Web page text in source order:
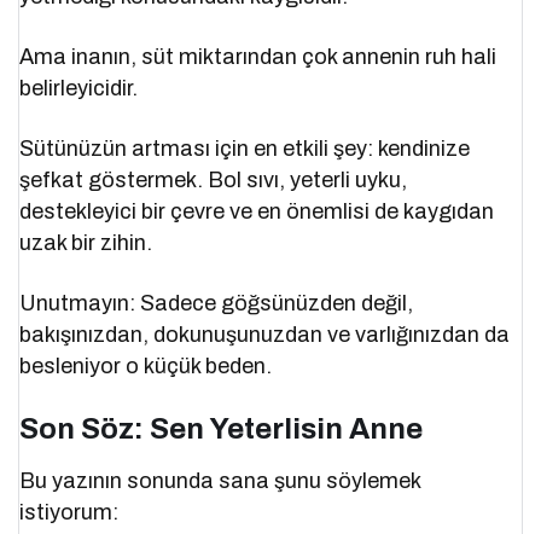
Ama inanın, süt miktarından çok annenin ruh hali
belirleyicidir.
Sütünüzün artması için en etkili şey: kendinize
şefkat göstermek. Bol sıvı, yeterli uyku,
destekleyici bir çevre ve en önemlisi de kaygıdan
uzak bir zihin.
Unutmayın: Sadece göğsünüzden değil,
bakışınızdan, dokunuşunuzdan ve varlığınızdan da
besleniyor o küçük beden.
Son Söz: Sen Yeterlisin Anne
Bu yazının sonunda sana şunu söylemek
istiyorum: